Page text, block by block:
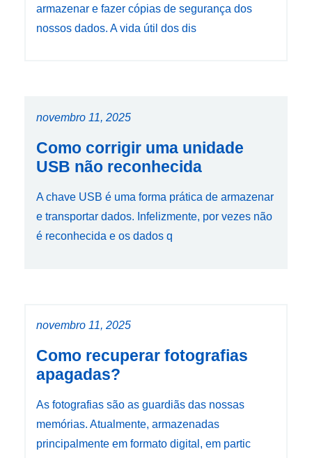
armazenar e fazer cópias de segurança dos
nossos dados. A vida útil dos dis
novembro 11, 2025
Como corrigir uma unidade
USB não reconhecida
A chave USB é uma forma prática de armazenar
e transportar dados. Infelizmente, por vezes não
é reconhecida e os dados q
novembro 11, 2025
Como recuperar fotografias
apagadas?
As fotografias são as guardiãs das nossas
memórias. Atualmente, armazenadas
principalmente em formato digital, em partic